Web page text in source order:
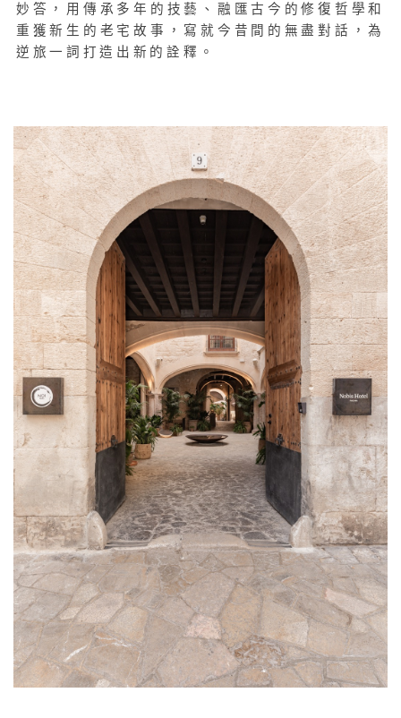
妙答，用傳承多年的技藝、融匯古今的修復哲學和
重獲新生的老宅故事，寫就今昔間的無盡對話，為
逆旅一詞打造出新的詮釋。